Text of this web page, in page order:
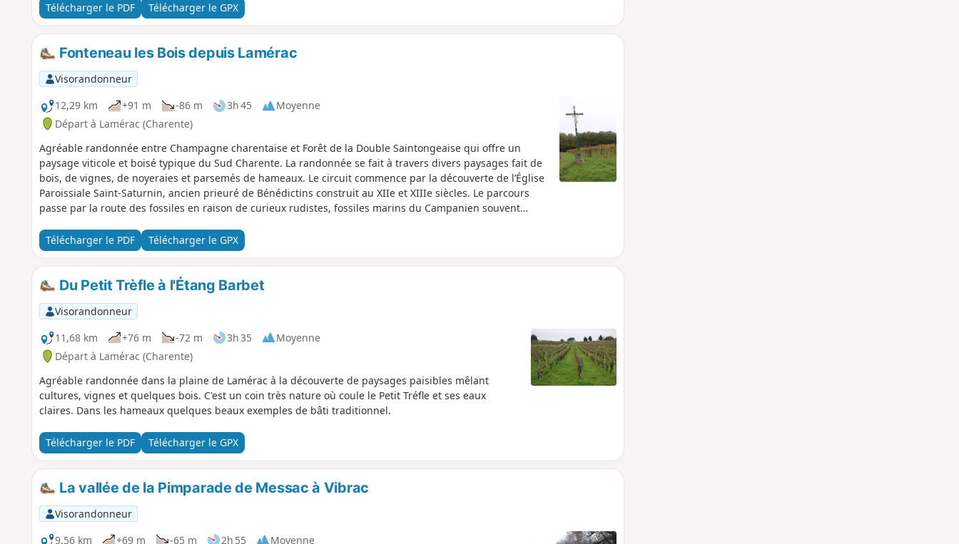
Télécharger le PDF Télécharger le GPX
Fonteneau les Bois depuis Lamérac
Visorandonneur
12,29 km
+91 m -86 m 3h 45
Moyenne
Départ à Lamérac (Charente)
Agréable randonnée entre Champagne charentaise et Forêt de la Double Saintongeaise qui offre un
paysage viticole et boisé typique du Sud Charente. La randonnée se fait à travers divers paysages fait de
bois, de vignes, de noyeraies et parsemés de hameaux. Le circuit commence par la découverte de l’Église
Paroissiale Saint-Saturnin, ancien prieuré de Bénédictins construit au XIIe et XIIIe siècles. Le parcours
passe par la route des fossiles en raison de curieux rudistes, fossiles marins du Campanien souvent
circuit, découverte de la source de la font Ninin (hors circuit), de nombreux étangs et tout
particulièrement, l’Étang de la Vergne aux eaux turquoises.
Télécharger le PDF Télécharger le GPX
Du Petit Trèfle à l'Étang Barbet
Visorandonneur
11,68 km
+76 m -72 m 3h 35
Moyenne
Départ à Lamérac (Charente)
Agréable randonnée dans la plaine de Lamérac à la découverte de paysages paisibles mêlant
cultures, vignes et quelques bois. C'est un coin très nature où coule le Petit Tréfle et ses eaux
claires. Dans les hameaux quelques beaux exemples de bâti traditionnel.
Télécharger le PDF Télécharger le GPX
La vallée de la Pimparade de Messac à Vibrac
Visorandonneur
9,56 km
+69 m -65 m 2h 55
Moyenne